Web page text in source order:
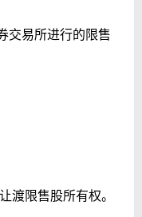
交易所进行的限售
限售股所有权。